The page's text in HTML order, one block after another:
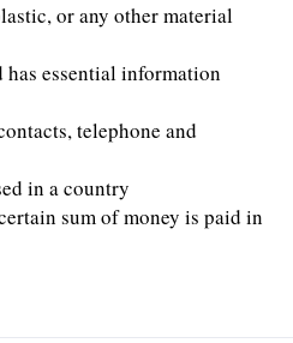
or any other material
has essential information
telephone and
in a country
sum of money is paid in